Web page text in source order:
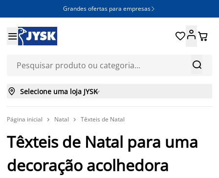
Grandes ofertas para empresas 


 
 Selecione uma loja JYSK
Página inicial  Natal  Têxteis de Natal
Têxteis de Natal para uma
decoração acolhedora